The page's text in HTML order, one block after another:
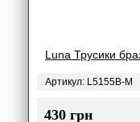
Luna Трусики
Артикул: L5155B-M
430 грн